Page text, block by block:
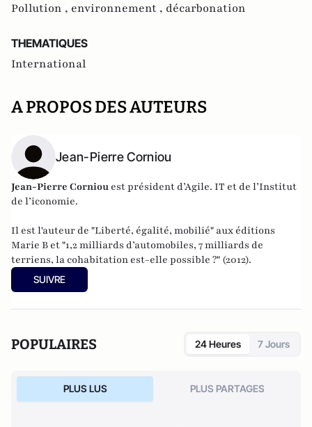
Pollution , environnement , décarbonation
THEMATIQUES
International
A PROPOS DES AUTEURS
Jean-Pierre Corniou
Jean-Pierre Corniou est président d’Agile. IT et de l’Institut
de l’iconomie.
Il est l'auteur de "Liberté, égalité, mobilié" aux éditions
Marie B et "1,2 milliards d’automobiles, 7 milliards de
terriens, la cohabitation est-elle possible ?" (2012).
SUIVRE
POPULAIRES 24 Heures 7 Jours
PLUS LUS PLUS PARTAGES